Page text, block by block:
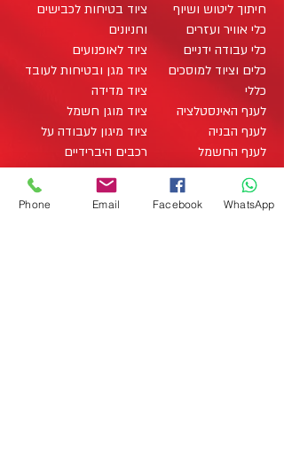
office@zo-tool.com
ציוד בטיחות לכבישים
וחניונים
ציוד לאופנועים
ציוד מגן ובטיחות לעובד
ציוד מדידה
ציוד מוגן חשמל
ציוד מיגון לעבודה על
רכבים היברידיים
ציוד מתכלה / מוצרים
מתכלים
תאורה
חיתוך ליטוש ושיוף
כלי אוויר ועזרים
כלי עבודה ידניים
כלים וציוד למוסכים
כללי
לענף האינסטלציה
לענף הבניה
לענף החשמל
לענף העץ
מארזי כלי עבודה
מארזים
Phone Email Facebook WhatsApp